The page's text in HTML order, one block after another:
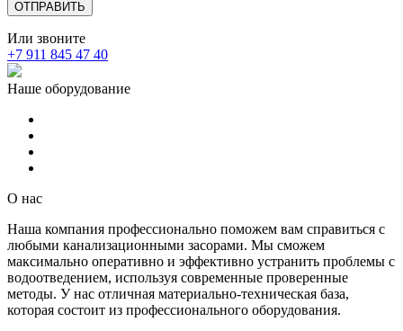
Или звоните
+7 911 845 47 40
Наше оборудование
О нас
Наша компания профессионально поможем вам справиться с
любыми канализационными засорами. Мы сможем
максимально оперативно и эффективно устранить проблемы с
водоотведением, используя современные проверенные
методы. У нас отличная материально-техническая база,
которая состоит из профессионального оборудования.